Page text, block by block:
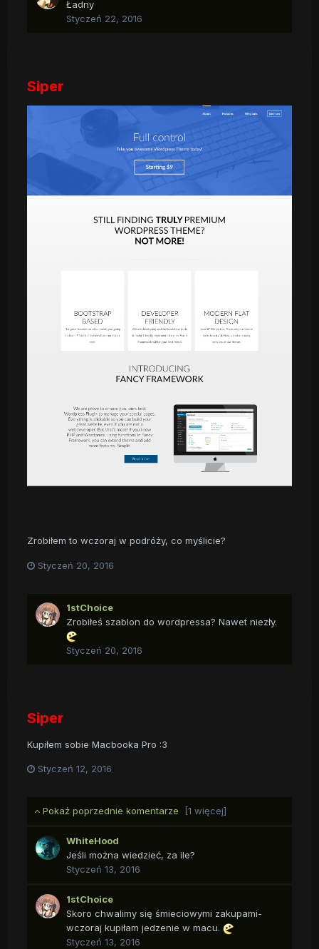
Ładny
Styczeń 22, 2016
Siper
Zrobiłem to wczoraj w podróży, co myślicie?
Styczeń 20, 2016
1stChoice
Zrobiłeś szablon do wordpressa? Nawet niezły.
Styczeń 20, 2016
Siper
Kupiłem sobie Macbooka Pro :3
Styczeń 12, 2016
Pokaż poprzednie komentarze [1 więcej]
WhiteHood
Jeśli można wiedzieć, za ile?
Styczeń 13, 2016
1stChoice
Skoro chwalimy się śmieciowymi zakupami-
wczoraj kupiłam jedzenie w macu.
Styczeń 13, 2016